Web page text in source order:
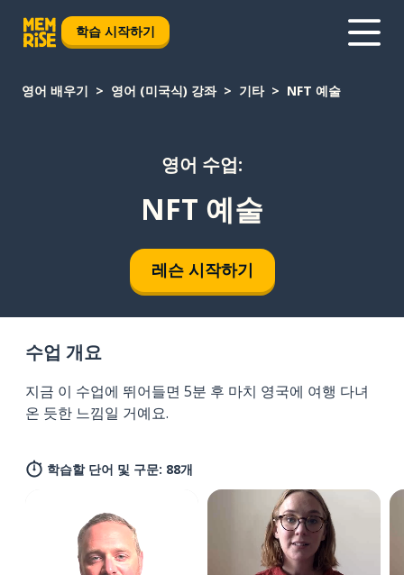
학습 시작하기
영어 배우기 영어 (미국식) 강좌 기타 NFT 예술
영어 수업:
NFT 예술
레슨 시작하기
수업 개요
지금 이 수업에 뛰어들면 5분 후 마치 영국에 여행 다녀
온 듯한 느낌일 거예요.
학습할 단어 및 구문: 88개